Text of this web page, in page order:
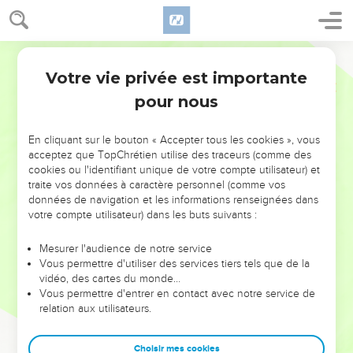
NE MANQUEZ PAS L’ÉVÉNEMENT
DE L’ANNÉE !
ET SI LEURS ERREURS POUVAIENT VOUS ÉVITER LES
VOTRES ?
leur foi ou leur vision. Mais on voit moins les doutes, les erreurs
et les saisons difficiles qu'ils ont traversés, alors même que ce
sont elles qui les ont façonnés.
Dans cette conférence, leaders, entrepreneurs, et responsables
clés pour avancer avec plus de sagesse afin que leurs erreurs
Votre vie privée est importante
pour nous
En cliquant sur le bouton « Accepter tous les cookies », vous
acceptez que TopChrétien utilise des traceurs (comme des
cookies ou l'identifiant unique de votre compte utilisateur) et
traite vos données à caractère personnel (comme vos
données de navigation et les informations renseignées dans
votre compte utilisateur) dans les buts suivants :
Mesurer l'audience de notre service
Vous permettre d'utiliser des services tiers tels que de la
vidéo, des cartes du monde…
Vous permettre d'entrer en contact avec notre service de
relation aux utilisateurs.
Choisir mes cookies